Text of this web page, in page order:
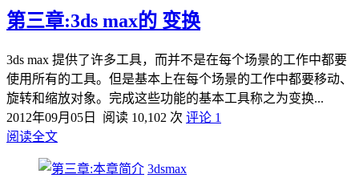
第三章:3ds max的 变换
3ds max 提供了许多工具，而并不是在每个场景的工作中都要
使用所有的工具。但是基本上在每个场景的工作中都要移动、
旋转和缩放对象。完成这些功能的基本工具称之为变换...
2012年09月05日
阅读 10,102 次 评论 1
阅读全文
3dsmax